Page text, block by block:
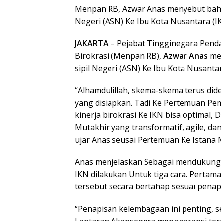
Menpan RB, Azwar Anas menyebut
Negeri (ASN) Ke Ibu Kota Nusantara
JAKARTA – Pejabat Tingginegara
Birokrasi (Menpan RB), Azwar Anas
sipil Negeri (ASN) Ke Ibu Kota
“Alhamdulillah, skema-skema terus
yang disiapkan. Tadi Ke Pertemuan
kinerja birokrasi Ke IKN bisa optimal,
Mutakhir yang transformatif, agile,
ujar Anas seusai Pertemuan Ke Istana
Anas menjelaskan Sebagai
IKN dilakukan Untuk tiga cara.
tersebut secara bertahap sesuai
“Penapisan kelembagaan ini penting,